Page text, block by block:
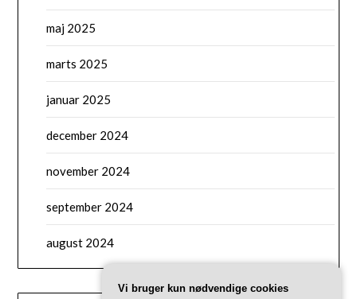
maj 2025
marts 2025
januar 2025
december 2024
november 2024
september 2024
august 2024
CATEGORIES
Vi bruger kun nødvendige cookies